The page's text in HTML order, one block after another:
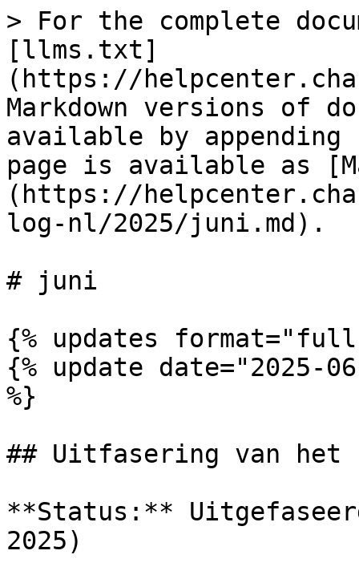
> For the complete
[llms.txt]
(https://
Markdown versions of
available by
page is available as
(https://
log-nl/2025/juni.md).
# juni
{% updates
{% update date="2025-
%}
## Uitfasering van het
**Status:**
2025)